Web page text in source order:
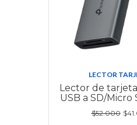
LECTOR
Lector de
USB a SD/Micro
$52.000